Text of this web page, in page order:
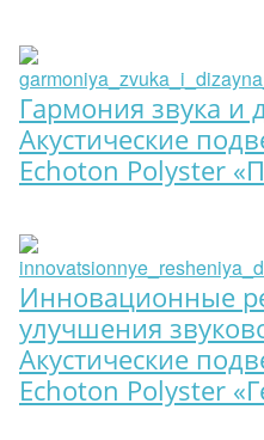
Гармония звука и
Акустические
Echoton Polyster
Инновационные
улучшения
Акустические
Echoton Polyster